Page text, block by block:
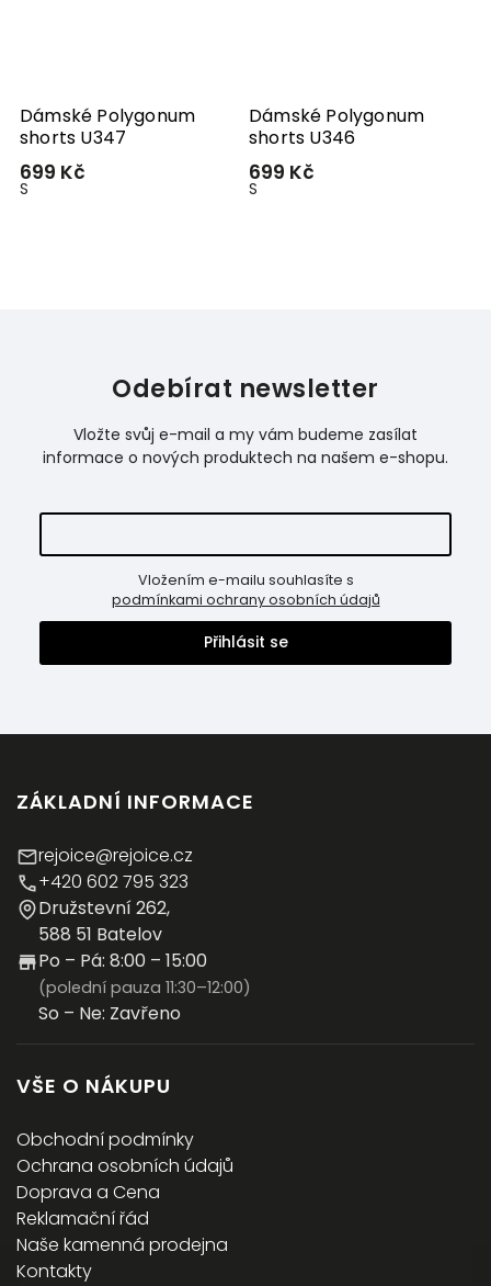
Dámské Polygonum
shorts U347
699 Kč
S
Dámské Polygonum
shorts U346
699 Kč
S
Odebírat newsletter
Vložte svůj e-mail a my vám budeme zasílat
informace o nových produktech na našem e-shopu.
podmínkami ochrany osobních údajů
Přihlásit se
ZÁKLADNÍ INFORMACE
rejoice@rejoice.cz
+420 602 795 323
Družstevní 262,
588 51 Batelov
Po – Pá: 8:00 – 15:00
(polední pauza 11:30–12:00)
So – Ne: Zavřeno
VŠE O NÁKUPU
Obchodní podmínky
Ochrana osobních údajů
Doprava a Cena
Reklamační řád
Naše kamenná prodejna
Kontakty